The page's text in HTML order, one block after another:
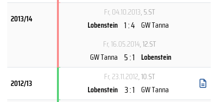
2013/14
Fr, 04.10.2013, 5.ST
Lobenstein 1 : 4 GW Tanna
Fr, 16.05.2014, 12.ST
GW Tanna 5 : 1 Lobenstein
2012/13
Fr, 23.11.2012, 10.ST
Lobenstein 3 : 1 GW Tanna